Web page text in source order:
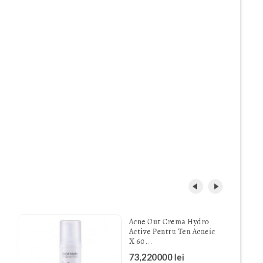
Acne Out Crema Hydro
Active Pentru Ten Acneic
X 60...
73,220000 lei